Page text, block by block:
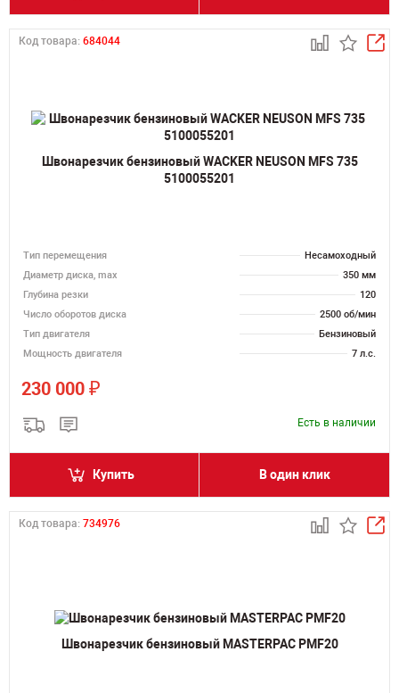
Код товара: 684044
Швонарезчик бензиновый WACKER NEUSON MFS 735
5100055201
Тип перемещения
Несамоходный
Диаметр диска, max
350 мм
Глубина резки
120
Число оборотов диска
2500 об/мин
Тип двигателя
Бензиновый
Мощность двигателя
7 л.с.
230 000 ₽
Есть в наличии
Купить В один клик
Код товара: 734976
Швонарезчик бензиновый MASTERPAC PMF20